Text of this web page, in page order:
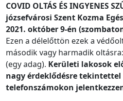
COVID OLTÁS ÉS INGYENES
józsefvárosi Szent Kozma
2021. október 9-én
Ezen a délelőttön ezek a
második vagy harmadik
(egy adag). Kerületi lakosok
nagy érdeklődésre
telefonszámokon